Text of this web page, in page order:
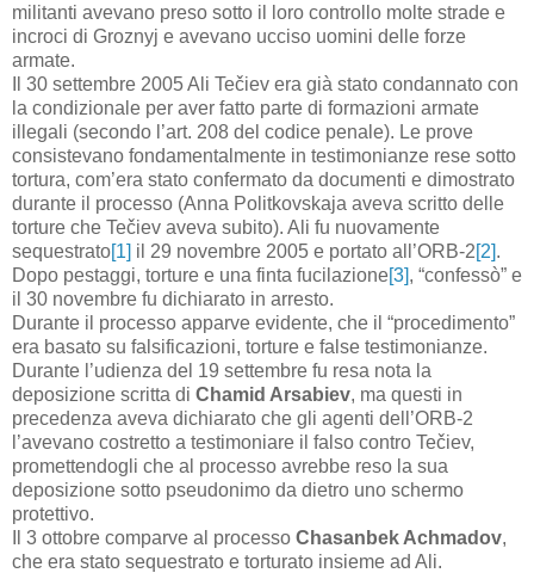
militanti avevano preso sotto il loro controllo molte strade e
incroci di Groznyj e avevano ucciso uomini delle forze
armate.
Il 30 settembre 2005 Ali Tečiev era già stato condannato con
la condizionale per aver fatto parte di formazioni armate
illegali (secondo l’art. 208 del codice penale). Le prove
consistevano fondamentalmente in testimonianze rese sotto
tortura, com’era stato confermato da documenti e dimostrato
durante il processo (Anna Politkovskaja aveva scritto delle
torture che Tečiev aveva subito). Ali fu nuovamente
sequestrato[1] il 29 novembre 2005 e portato all’ORB-2[2].
Dopo pestaggi, torture e una finta fucilazione[3], “confessò” e
il 30 novembre fu dichiarato in arresto.
Durante il processo apparve evidente, che il “procedimento”
era basato su falsificazioni, torture e false testimonianze.
Durante l’udienza del 19 settembre fu resa nota la
deposizione scritta di Chamid Arsabiev, ma questi in
precedenza aveva dichiarato che gli agenti dell’ORB-2
l’avevano costretto a testimoniare il falso contro Tečiev,
promettendogli che al processo avrebbe reso la sua
deposizione sotto pseudonimo da dietro uno schermo
protettivo.
Il 3 ottobre comparve al processo Chasanbek Achmadov,
che era stato sequestrato e torturato insieme ad Ali.